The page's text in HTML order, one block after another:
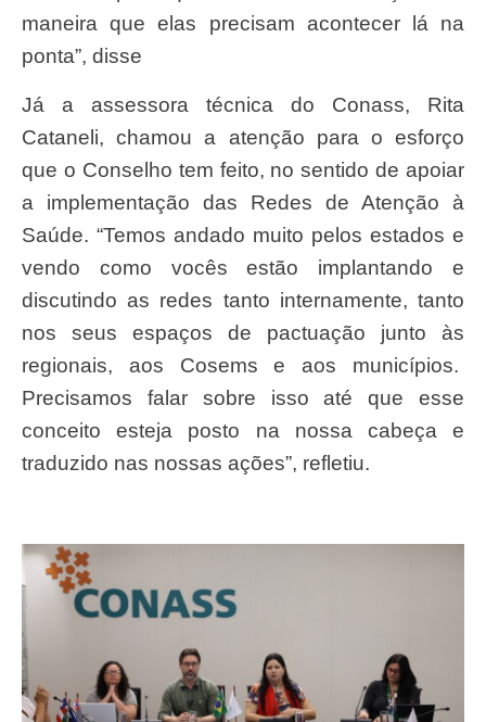
maneira que elas precisam acontecer lá na
ponta”, disse
Já a assessora técnica do Conass, Rita
Cataneli, chamou a atenção para o esforço
que o Conselho tem feito, no sentido de apoiar
a implementação das Redes de Atenção à
Saúde. “Temos andado muito pelos estados e
vendo como vocês estão implantando e
discutindo as redes tanto internamente, tanto
nos seus espaços de pactuação junto às
regionais, aos Cosems e aos municípios.
Precisamos falar sobre isso até que esse
conceito esteja posto na nossa cabeça e
traduzido nas nossas ações”, refletiu.